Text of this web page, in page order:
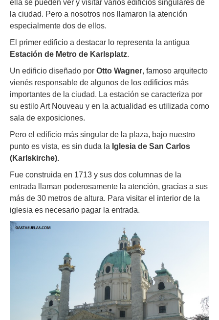
ella se pueden ver y visitar varios edificios singulares de
la ciudad. Pero a nosotros nos llamaron la atención
especialmente dos de ellos.
El primer edificio a destacar lo representa la antigua
Estación de Metro de Karlsplatz.
Un edificio diseñado por Otto Wagner, famoso arquitecto
vienés responsable de algunos de los edificios más
importantes de la ciudad. La estación se caracteriza por
su estilo Art Nouveau y en la actualidad es utilizada como
sala de exposiciones.
Pero el edificio más singular de la plaza, bajo nuestro
punto es vista, es sin duda la Iglesia de San Carlos
(Karlskirche).
Fue construida en 1713 y sus dos columnas de la
entrada llaman poderosamente la atención, gracias a sus
más de 30 metros de altura. Para visitar el interior de la
iglesia es necesario pagar la entrada.